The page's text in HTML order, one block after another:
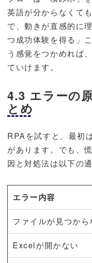
英語が分からなくて
で、動きが直感的に
つ成功体験を得る」
う感覚をつかめれば
ていけます。
4.3 エラーの
とめ
RPAを試すと、最初
があります。でも、
因と対処法は以下の通
エラー内容
ファイルが見つから
Excelが開かない